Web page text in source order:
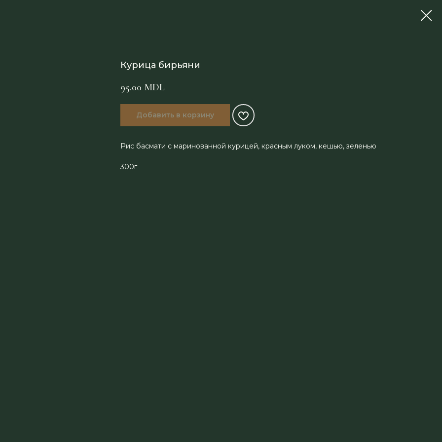
Курица бирьяни
95.00 MDL
Добавить в корзину
Рис басмати с маринованной курицей, красным луком, кешью, зеленью
300г